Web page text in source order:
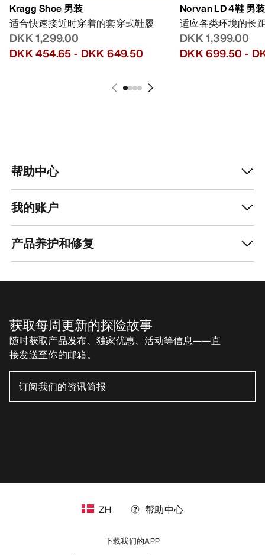
Kragg Shoe 男装
适合快速接近时穿着的套穿式鞋履
DKK 1,299.00
DKK 454.65- DKK 649.50
Norvan LD 4鞋 男装
适应各类环境的长
DKK 1,399.00
DKK 699.50 -
帮助中心
我的账户
产品养护和修复
获取每周更新的探险故事
随时获取产品发布、独家优惠、活动等信息——直
接发送至你的邮箱。
ZH 帮助中心
下载我们的APP